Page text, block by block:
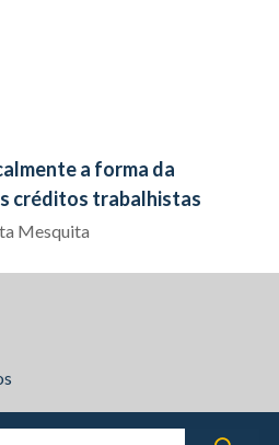
a forma da
créditos trabalhistas
Mesquita